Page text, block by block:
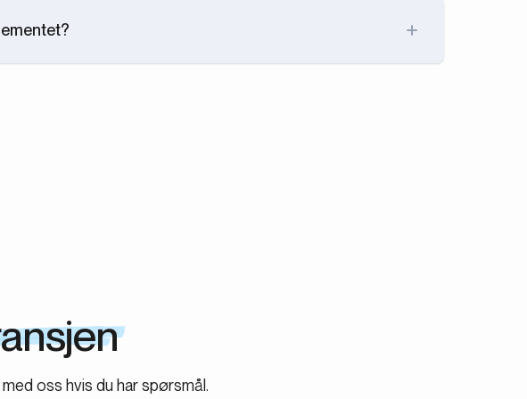
stjerner. Pause når du vil. Vi har ingen oppsigelses- eller
oss hvis du har spørsmål.